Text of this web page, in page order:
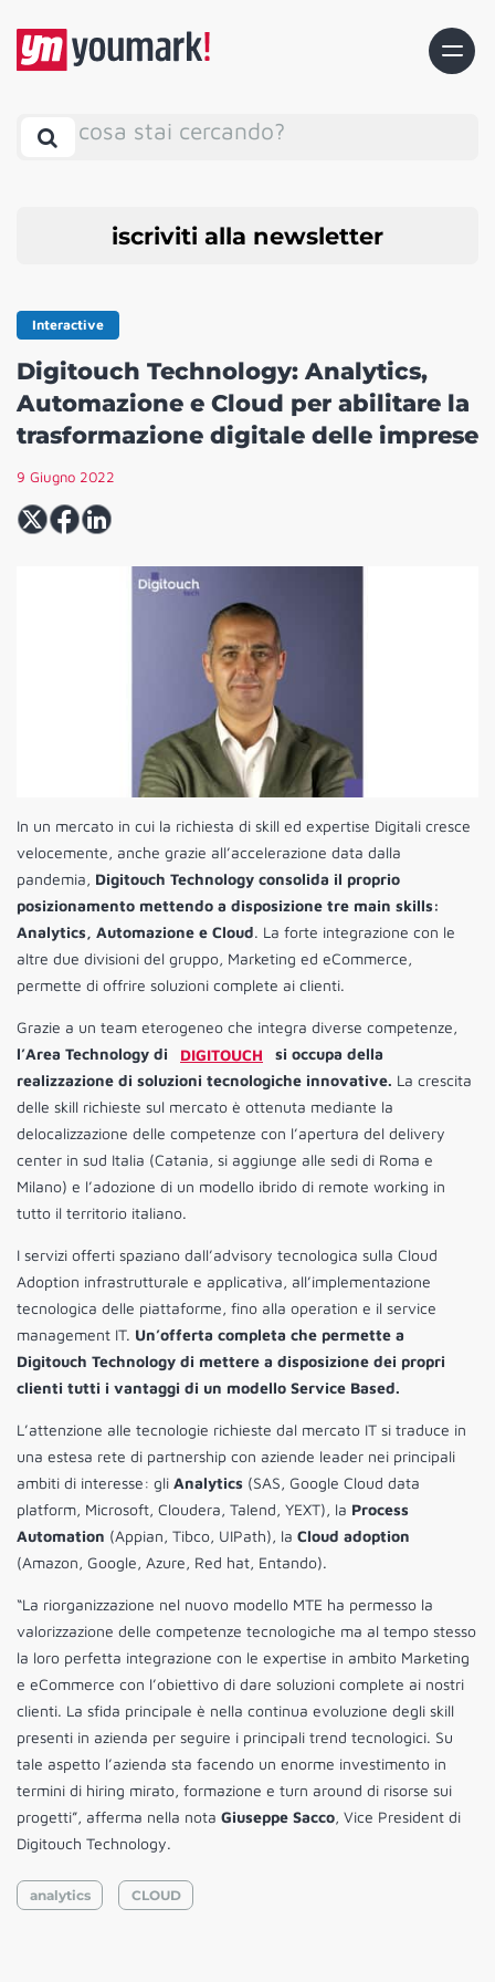
cosa stai cercando?
iscriviti alla newsletter
Interactive
Digitouch Technology: Analytics,
Automazione e Cloud per abilitare la
trasformazione digitale delle imprese
9 Giugno 2022
In un mercato in cui la richiesta di skill ed expertise Digitali cresce
velocemente, anche grazie all’accelerazione data dalla
pandemia, Digitouch Technology consolida il proprio
posizionamento mettendo a disposizione tre main skills:
Analytics, Automazione e Cloud. La forte integrazione con le
altre due divisioni del gruppo, Marketing ed eCommerce,
permette di offrire soluzioni complete ai clienti.
Grazie a un team eterogeneo che integra diverse competenze,
l’Area Technology di
DIGITOUCH
si occupa della
realizzazione di soluzioni tecnologiche innovative. La crescita
delle skill richieste sul mercato è ottenuta mediante la
delocalizzazione delle competenze con l’apertura del delivery
center in sud Italia (Catania, si aggiunge alle sedi di Roma e
Milano) e l’adozione di un modello ibrido di remote working in
tutto il territorio italiano.
I servizi offerti spaziano dall’advisory tecnologica sulla Cloud
Adoption infrastrutturale e applicativa, all’implementazione
tecnologica delle piattaforme, fino alla operation e il service
management IT. Un’offerta completa che permette a
Digitouch Technology di mettere a disposizione dei propri
clienti tutti i vantaggi di un modello Service Based.
L’attenzione alle tecnologie richieste dal mercato IT si traduce in
una estesa rete di partnership con aziende leader nei principali
ambiti di interesse: gli Analytics (SAS, Google Cloud data
platform, Microsoft, Cloudera, Talend, YEXT), la Process
Automation (Appian, Tibco, UIPath), la Cloud adoption
(Amazon, Google, Azure, Red hat, Entando).
“La riorganizzazione nel nuovo modello MTE ha permesso la
valorizzazione delle competenze tecnologiche ma al tempo stesso
la loro perfetta integrazione con le expertise in ambito Marketing
e eCommerce con l’obiettivo di dare soluzioni complete ai nostri
clienti. La sfida principale è nella continua evoluzione degli skill
presenti in azienda per seguire i principali trend tecnologici. Su
tale aspetto l’azienda sta facendo un enorme investimento in
termini di hiring mirato, formazione e turn around di risorse sui
progetti”, afferma nella nota Giuseppe Sacco, Vice President di
Digitouch Technology.
analytics CLOUD